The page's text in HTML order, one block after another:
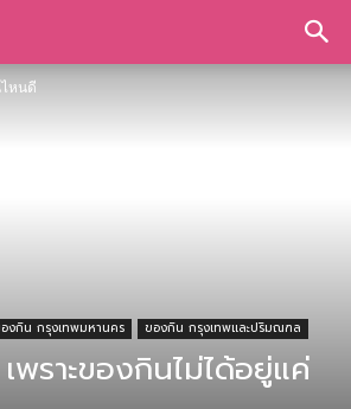
หนดี
งกิน กรุงเทพมหานคร ของกิน กรุงเทพและปริมณฑล
เพราะของกินไม่ได้อยู่แค่